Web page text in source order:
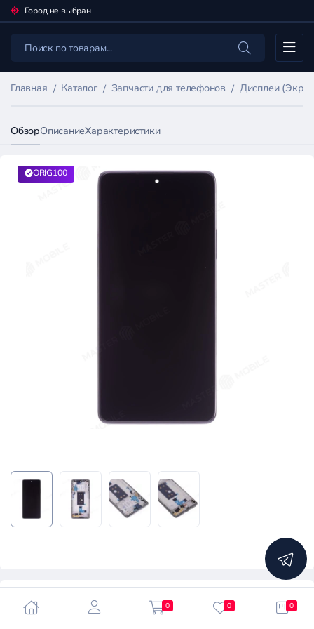
Город не выбран
Каталог
Главная Каталог Запчасти для телефонов Дисплеи
ОбзорОписаниеХарактеристики
ORIG100
5.0
0 0 0